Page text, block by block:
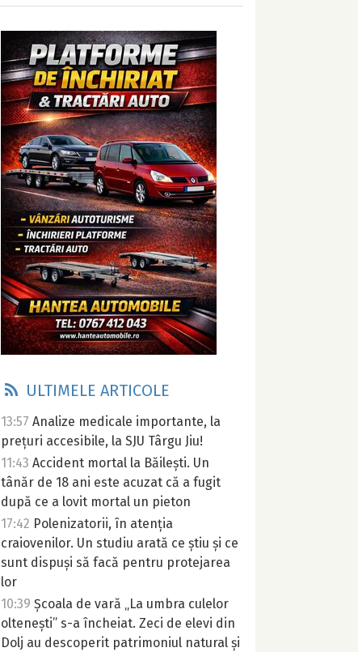
ULTIMELE ARTICOLE
13:57 Analize medicale importante, la
prețuri accesibile, la SJU Târgu Jiu!
11:43 Accident mortal la Băilești. Un
tânăr de 18 ani este acuzat că a fugit
după ce a lovit mortal un pieton
17:42 Polenizatorii, în atenția
craiovenilor. Un studiu arată ce știu și ce
sunt dispuși să facă pentru protejarea
lor
10:39 Școala de vară „La umbra culelor
oltenești” s-a încheiat. Zeci de elevi din
Dolj au descoperit patrimoniul natural și